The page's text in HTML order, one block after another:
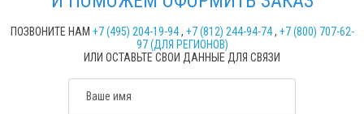
ПОЗВОНИТЕ НАМ +7 (495) 204-19-94, +7 (812) 244-94-74, +7 (800) 707-62-
97 (ДЛЯ РЕГИОНОВ)
ИЛИ ОСТАВЬТЕ СВОИ ДАННЫЕ ДЛЯ СВЯЗИ
Ваше имя